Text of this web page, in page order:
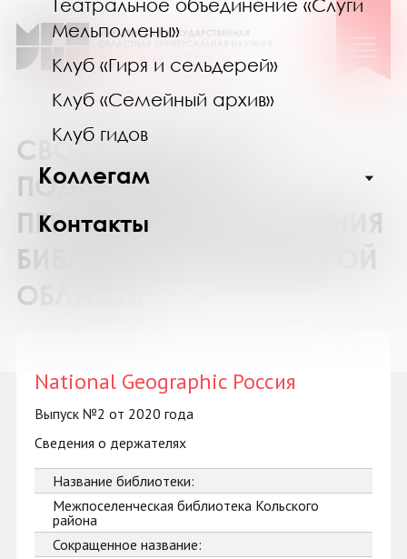
Мельпомены»
Клуб «Гиря и сельдерей»
Клуб «Семейный архив»
Клуб гидов
Коллегам
Контакты
СВОДНЫЙ КАТАЛОГ
ПОДПИСКИ НА
ПЕРИОДИЧЕСКИЕ ИЗДАНИЯ
БИБЛИОТЕК МУРМАНСКОЙ
ОБЛАСТИ
National Geographic Россия
Выпуск №2 от 2020 года
Сведения о держателях
Название библиотеки:
Межпоселенческая библиотека Кольского
района
Сокращенное название: